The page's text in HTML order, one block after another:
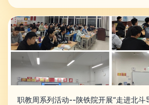
职教周系列活动--陕铁院开展“走进北斗